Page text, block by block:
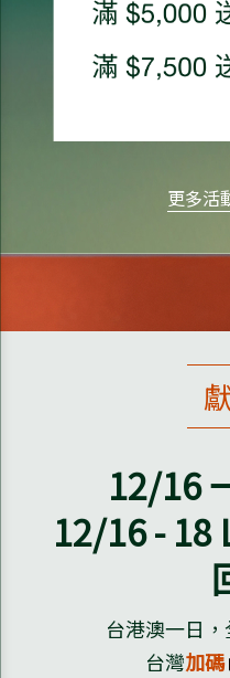
更多活
12/16
12/16 - 18
台港澳一日，
台灣加碼